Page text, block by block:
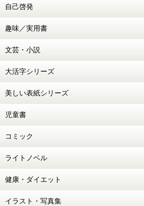
自己啓発
趣味／実用書
文芸・小説
大活字シリーズ
美しい表紙シリーズ
児童書
コミック
ライトノベル
健康・ダイエット
イラスト・写真集